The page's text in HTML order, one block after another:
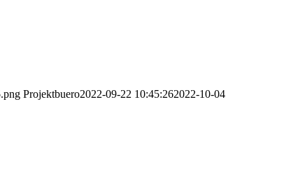
Projektbuero2022-09-22 10:45:262022-10-04